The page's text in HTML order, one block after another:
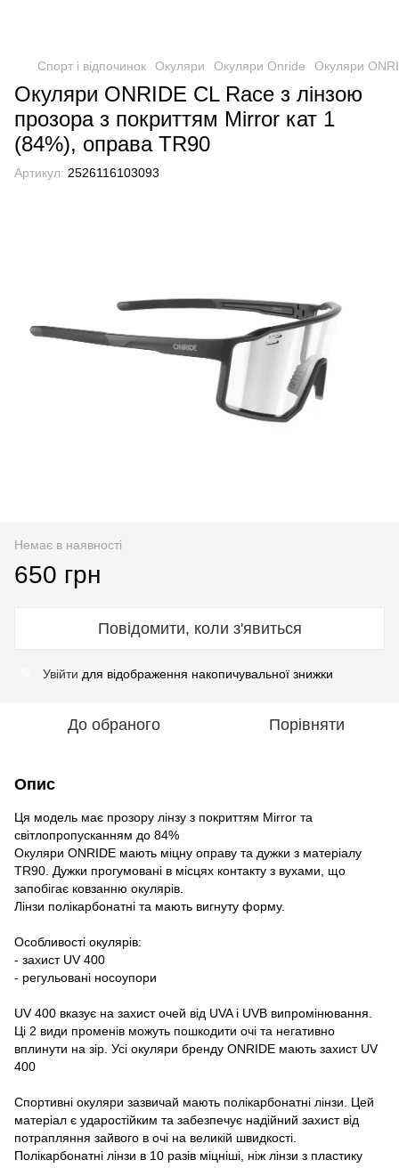
Спорт і відпочинок Окуляри Окуляри Onride Окуляри
Окуляри ONRIDE CL Race з лінзою
прозора з покриттям Mirror кат 1
(84%), оправа TR90
Артикул: 2526116103093
Немає в наявності
650 грн
Повідомити, коли з'явиться
Увійти для відображення накопичувальної знижки
До обраного Порівняти
Опис
Ця модель має прозору лінзу з покриттям Mirror та
світлопропусканням до 84%
Окуляри ONRIDE мають міцну оправу та дужки з матеріалу
TR90. Дужки прогумовані в місцях контакту з вухами, що
запобігає ковзанню окулярів.
Лінзи полікарбонатні та мають вигнуту форму.
Особливості окулярів:
- захист UV 400
- регульовані носоупори
UV 400 вказує на захист очей від UVA і UVB випромінювання.
Ці 2 види променів можуть пошкодити очі та негативно
вплинути на зір. Усі окуляри бренду ONRIDE мають захист UV
400
Спортивні окуляри зазвичай мають полікарбонатні лінзи. Цей
матеріал є ударостійким та забезпечує надійний захист від
потрапляння зайвого в очі на великій швидкості.
Полікарбонатні лінзи в 10 разів міцніші, ніж лінзи з пластику